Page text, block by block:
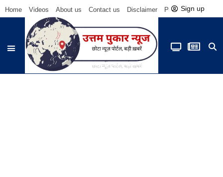
Home Videos About us Contact us Disclaimer Privacy Policy
Sign up